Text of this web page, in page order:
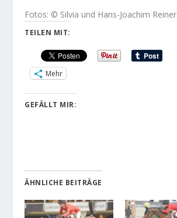
Fotos: © Silvia und Hans-Joachim Reiner
TEILEN MIT:
Mehr
GEFÄLLT MIR:
ÄHNLICHE BEITRÄGE